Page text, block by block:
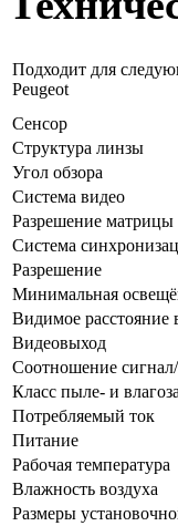
Подходит для
Peugeot
Сенсор
Структура линзы
Угол обзора
Система видео
Разрешение матрицы
Система
Разрешение
Минимальная
Видимое расстояние
Видеовыход
Соотношение
Класс пыле- и
Потребляемый ток
Питание
Рабочая температура
Влажность воздуха
Размеры